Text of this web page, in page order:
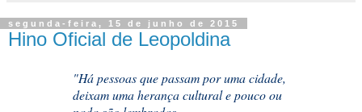
segunda-feira, 15 de junho de 2015
Hino Oficial de Leopoldina
"Há pessoas que passam por uma cidade,
deixam uma herança cultural e pouco ou